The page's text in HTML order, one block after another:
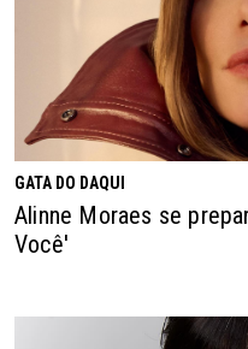
GATA DO DAQUI
Alinne Moraes se
Você'